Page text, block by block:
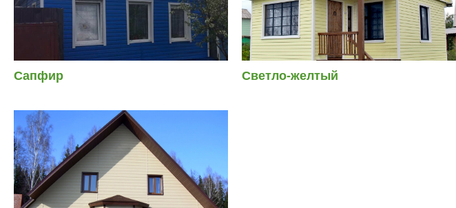
Сапфир Светло-желтый